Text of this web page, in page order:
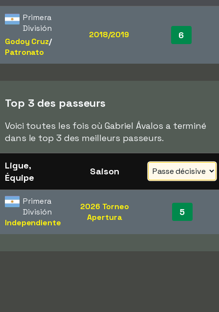
Primera
División
Godoy Cruz/​
Patronato
2018/2019 6
Top 3 des passeurs
Voici toutes les fois où Gabriel Ávalos a terminé
dans le top 3 des meilleurs passeurs.
Ligue,
Équipe
Saison
Primera
División
Independiente
2026 Torneo
Apertura
5